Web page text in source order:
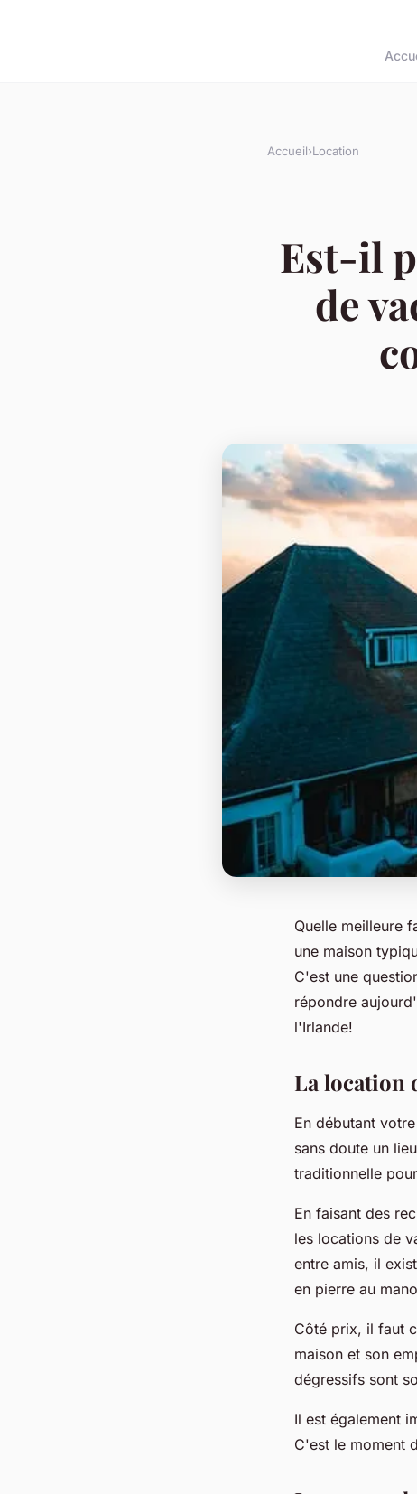
Accueil›Location
Est-il
de
Quelle meilleure
une maison
C'est une
répondre
l'Irlande!
La location
En débutant
sans doute un
traditionnelle
En faisant des
les locations de
entre amis, il
en pierre au
Côté prix, il faut
maison et son
dégressifs sont
Il est également
C'est le moment